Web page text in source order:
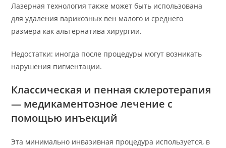
Лазерная технология также может быть использована
для удаления варикозных вен малого и среднего
размера как альтернатива хирургии.
Недостатки: иногда после процедуры могут возникать
нарушения пигментации.
Классическая и пенная склеротерапия
— медикаментозное лечение с
помощью инъекций
Эта минимально инвазивная процедура используется, в